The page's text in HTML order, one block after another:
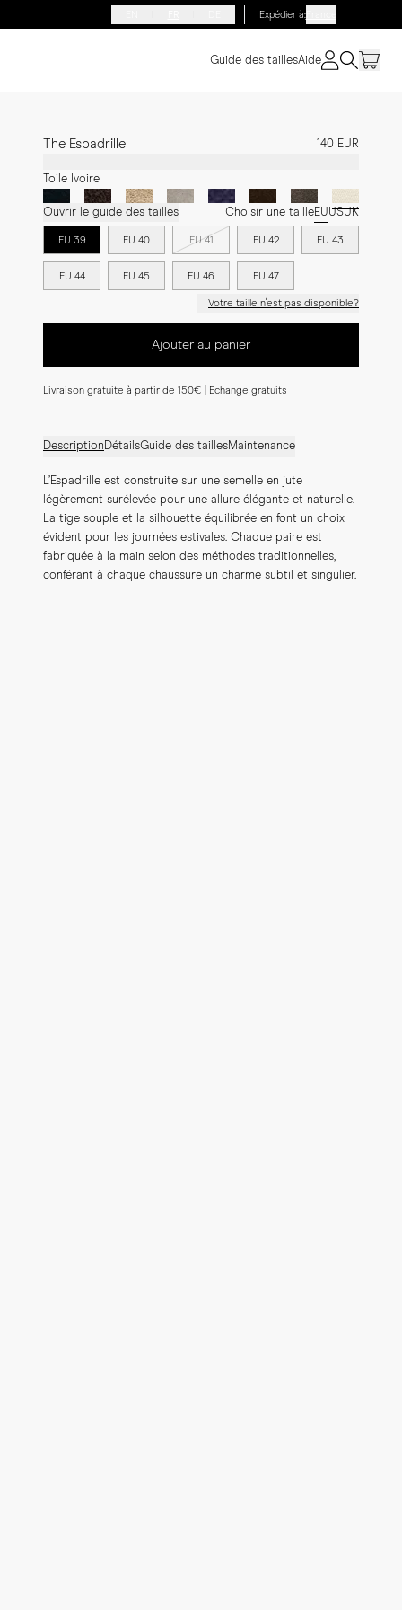
Expédier à:France
Guide des taillesAide
The Espadrille 140 EUR
Toile Ivoire
Ouvrir le guide des tailles Choisir une tailleEUUSUK
EU 39 EU 40 EU 41 EU 42 EU 43
EU 44 EU 45 EU 46 EU 47
Votre taille n'est pas disponible?
Ajouter au panier
Livraison gratuite à partir de 150€ | Echange gratuits
DescriptionDétailsGuide des taillesMaintenance
L’Espadrille est construite sur une semelle en jute
légèrement surélevée pour une allure élégante et naturelle.
La tige souple et la silhouette équilibrée en font un choix
évident pour les journées estivales. Chaque paire est
fabriquée à la main selon des méthodes traditionnelles,
conférant à chaque chaussure un charme subtil et singulier.